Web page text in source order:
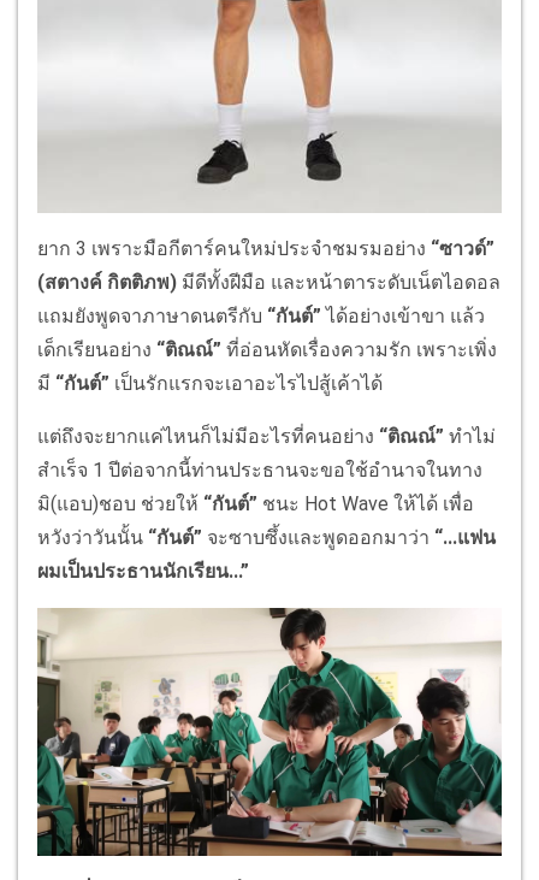
ยาก 3 เพราะมือกีตาร์คนใหม่ประจําชมรมอย่าง “ซาวด์”
(สตางค์ กิตติภพ) มีดีทั้งฝีมือ และหน้าตาระดับเน็ตไอดอล
แถมยังพูดจาภาษาดนตรีกับ “กันต์”ได้อย่างเข้าขา แล้ว
เด็กเรียนอย่าง “ติณณ์” ที่อ่อนหัดเรื่องความรัก เพราะเพิ่ง
มี “กันต์” เป็นรักแรกจะเอาอะไรไปสู้เค้าได้
แต่ถึงจะยากแค่ไหนก็ไม่มีอะไรที่คนอย่าง “ติณณ์” ทําไม่
สำเร็จ 1 ปีต่อจากนี้ท่านประธานจะขอใช้อํานาจในทาง
มิ(แอบ)ชอบ ช่วยให้ “กันต์” ชนะ Hot Wave ให้ได้ เพื่อ
หวังว่าวันนั้น “กันต์” จะซาบซึ้งและพูดออกมาว่า “...แฟน
ผมเป็นประธานนักเรียน...”